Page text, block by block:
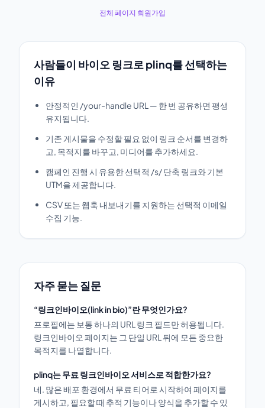
전체 페이지 회원가입
사람들이 바이오 링크로 plinq를 선택하는
이유
안정적인 /your-handle URL — 한 번 공유하면 평생
유지됩니다.
기존 게시물을 수정할 필요 없이 링크 순서를 변경하
고, 목적지를 바꾸고, 미디어를 추가하세요.
캠페인 진행 시 유용한 선택적 /s/ 단축 링크와 기본
UTM을 제공합니다.
CSV 또는 웹훅 내보내기를 지원하는 선택적 이메일
수집 기능.
자주 묻는 질문
“링크인바이오(link in bio)”란 무엇인가요?
프로필에는 보통 하나의 URL 링크 필드만 허용됩니다.
링크인바이오 페이지는 그 단일 URL 뒤에 모든 중요한
목적지를 나열합니다.
plinq는 무료 링크인바이오 서비스로 적합한가요?
네. 많은 배포 환경에서 무료 티어로 시작하여 페이지를
게시하고, 필요할 때 추적 기능이나 양식을 추가할 수 있